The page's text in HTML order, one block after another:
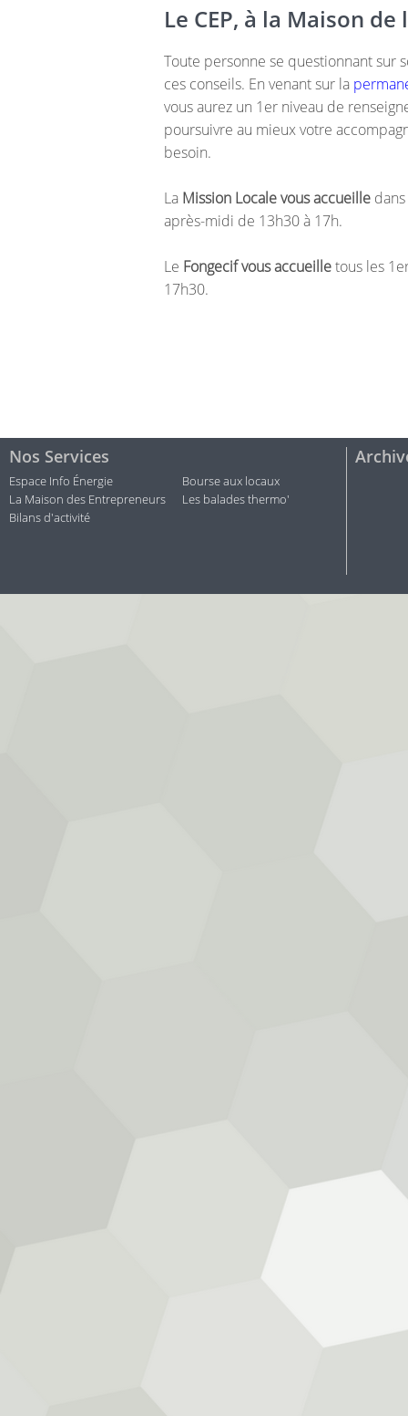
Le CEP, à la Maison
Toute personne se questionnant sur
ces conseils. En venant sur la
vous aurez un 1er niveau de
poursuivre au mieux votre
besoin.
La Mission Locale vous accueille
après-midi de 13h30 à 17h.
Le Fongecif vous accueilletous les
17h30.
Nos Services
Espace Info Énergie
Bourse aux locaux
La Maison des Entrepreneurs
Les balades thermo'
Bilans d'activité